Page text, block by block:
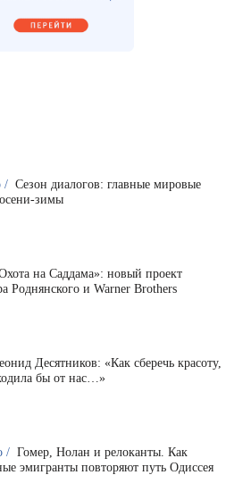
/ Сезон диалогов: главные мировые
зимы
на Саддама»: новый проект
Роднянского и Warner Brothers
Десятников: «Как сберечь красоту,
бы от нас…»
/ Гомер, Нолан и релоканты. Как
эмигранты повторяют путь Одиссея